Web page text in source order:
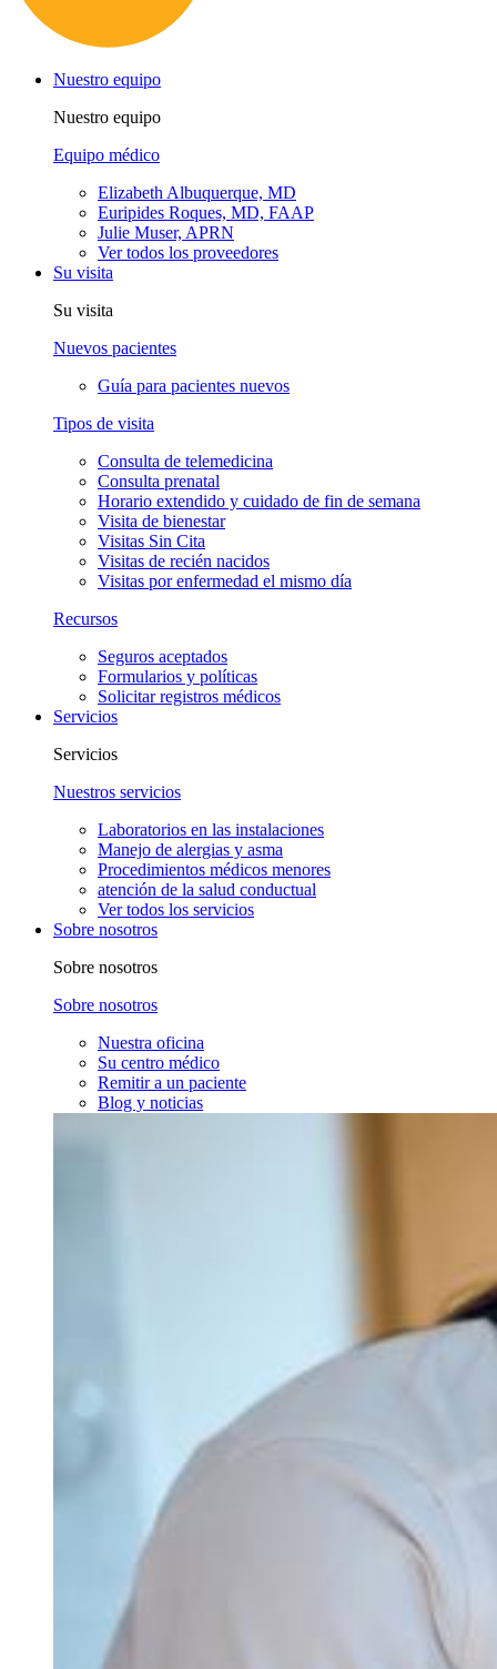
Nuestro equipo
Nuestro equipo
Equipo médico
Elizabeth Albuquerque, MD
Euripides Roques, MD, FAAP
Julie Muser, APRN
Ver todos los proveedores
Su visita
Su visita
Nuevos pacientes
Guía para pacientes nuevos
Tipos de visita
Consulta de telemedicina
Consulta prenatal
Horario extendido y cuidado de fin de semana
Visita de bienestar
Visitas Sin Cita
Visitas de recién nacidos
Visitas por enfermedad el mismo día
Recursos
Seguros aceptados
Formularios y políticas
Solicitar registros médicos
Servicios
Servicios
Nuestros servicios
Laboratorios en las instalaciones
Manejo de alergias y asma
Procedimientos médicos menores
atención de la salud conductual
Ver todos los servicios
Sobre nosotros
Sobre nosotros
Sobre nosotros
Nuestra oficina
Su centro médico
Remitir a un paciente
Blog y noticias